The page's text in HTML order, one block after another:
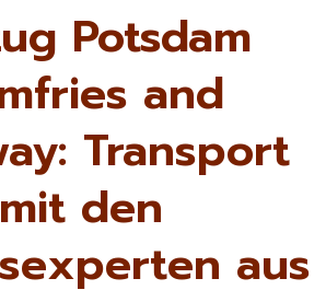
Potsdam
and
Transport
mit den
aus